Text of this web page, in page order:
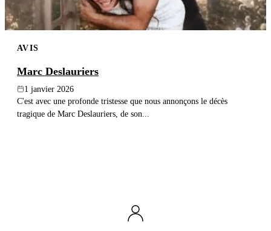
AVIS
Marc Deslauriers
1 janvier 2026
C'est avec une profonde tristesse que nous annonçons le décès
tragique de Marc Deslauriers, de son...